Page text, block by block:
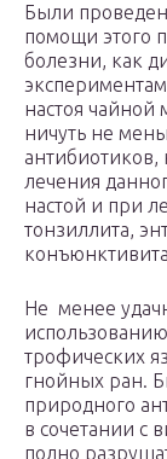
Были
помощи этого
болезни, как
настоя чайной
ничуть не
антибиотиков,
лечения
настой и при
тонзиллита,
Не менее
трофических
гнойных ран.
природного
в сочетании с
полно